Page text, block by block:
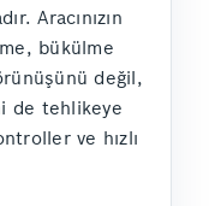
Aracınızın
bükülme
değil,
de tehlikeye
ve hızlı